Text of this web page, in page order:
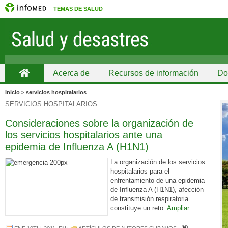
TEMAS DE SALUD
Acerca de Recursos de información
Inicio > servicios hospitalarios
SERVICIOS HOSPITALARIOS
Consideraciones sobre la organización de
los servicios hospitalarios ante una
epidemia de Influenza A (H1N1)
La organización de los servicios
hospitalarios para el
enfrentamiento de una epidemia
de Influenza A (H1N1), afección
de transmisión respiratoria
constituye un reto. Ampliar…